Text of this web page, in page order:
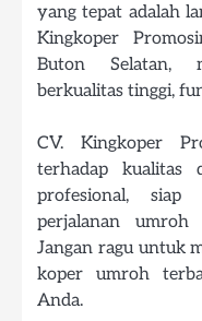
yang tepat adalah
Kingkoper
Buton Selatan,
berkualitas tinggi,
CV. Kingkoper
terhadap kualitas
profesional, siap
perjalanan
Jangan ragu untuk
koper umroh
Anda.